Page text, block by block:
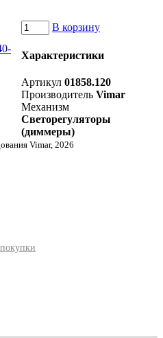
В корзину
Характеристики
Артикул 01858.120
Производитель Vimar
Механизм
Светорегуляторы
(диммеры)
Vimar, 2026